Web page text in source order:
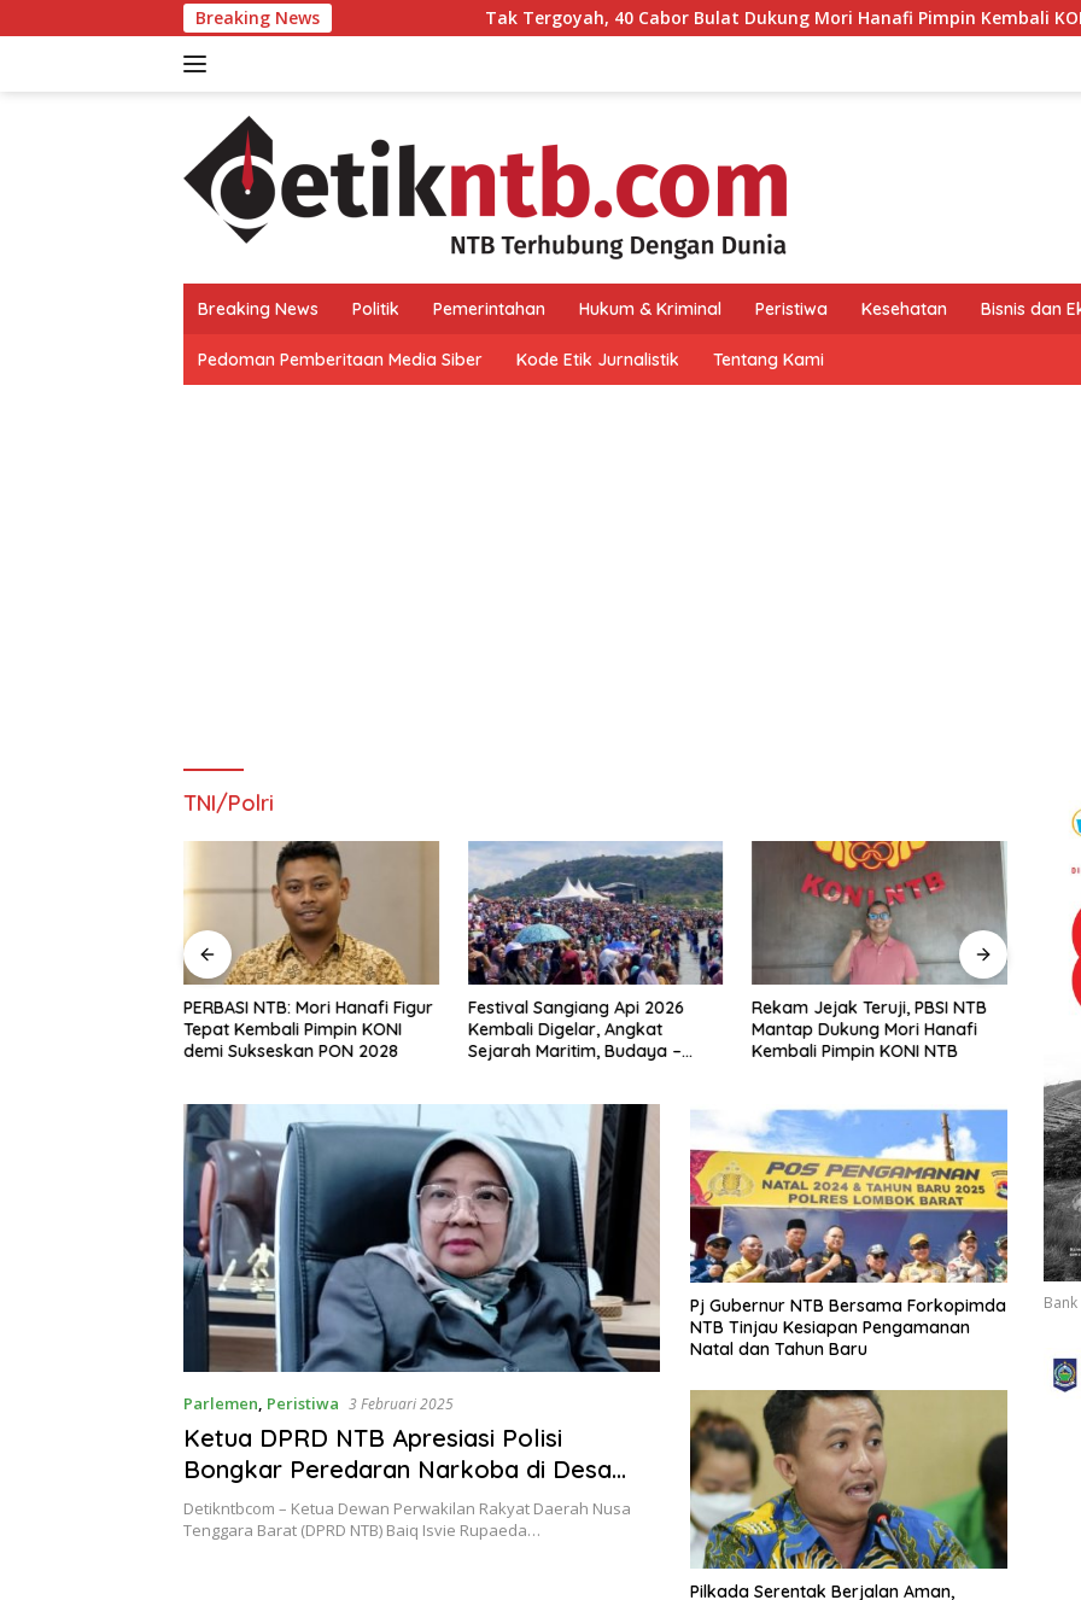
ke
Breaking News Tak Tergoyah, 40 Cabor Bulat Dukung Mori Hanafi Pimpin Kembali KONI NTB
Breaking News Politik Pemerintahan Hukum & Kriminal Peristiwa Kesehatan Bisnis dan
Pedoman Pemberitaan Media Siber Kode Etik Jurnalistik Tentang Kami
TNI/Polri
PERBASI NTB: Mori Hanafi Figur
Tepat Kembali Pimpin KONI
demi Sukseskan PON 2028
Festival Sangiang Api 2026
Kembali Digelar, Angkat
Sejarah Maritim, Budaya –
Rekam Jejak Teruji, PBSI NTB
Mantap Dukung Mori Hanafi
Kembali Pimpin KONI NTB
Parlemen, Peristiwa 3 Februari 2025
Ketua DPRD NTB Apresiasi Polisi
Bongkar Peredaran Narkoba di Desa
Beleka Jaya Loteng
Detikntbcom – Ketua Dewan Perwakilan Rakyat Daerah Nusa
Tenggara Barat (DPRD NTB) Baiq Isvie Rupaeda…
Pj Gubernur NTB Bersama Forkopimda
NTB Tinjau Kesiapan Pengamanan
Natal dan Tahun Baru
Pilkada Serentak Berjalan Aman,